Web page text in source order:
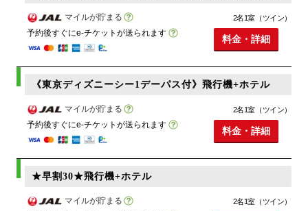
マイルが貯まる
予約後すぐにe-チケットが送られます
2名1室（ツイン）
料金・詳細
《東京ディズニーシー1デーパス付》飛行機+ホテル
マイルが貯まる
予約後すぐにe-チケットが送られます
2名1室（ツイン）
料金・詳細
★早割30★飛行機+ホテル
マイルが貯まる
2名1室（ツイン）